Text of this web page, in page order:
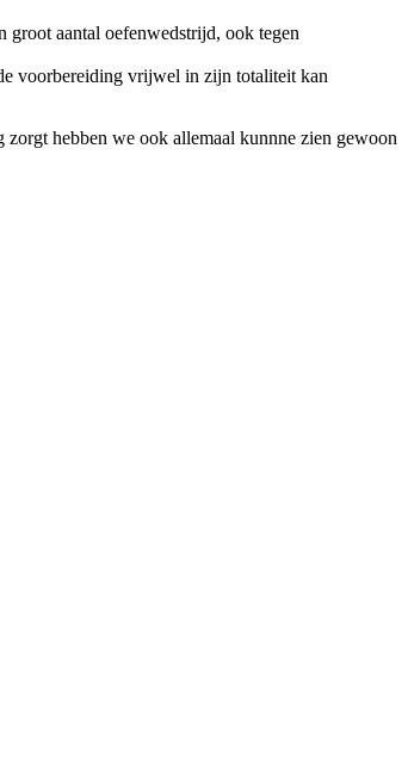
groot aantal oefenwedstrijd, ook tegen
voorbereiding vrijwel in zijn totaliteit kan
hebben we ook allemaal kunnne zien gewoon